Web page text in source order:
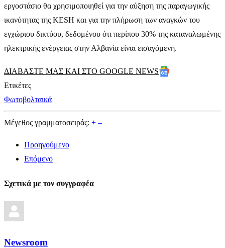
εργοστάσιο θα χρησιμοποιηθεί για την αύξηση της παραγωγικής
ικανότητας της KESH και για την πλήρωση των αναγκών του
εγχώριου δικτύου, δεδομένου ότι περίπου 30% της καταναλωμένης
ηλεκτρικής ενέργειας στην Αλβανία είναι εισαγόμενη.
ΔΙΑΒΑΣΤΕ ΜΑΣ ΚΑΙ ΣΤΟ GOOGLE NEWS
Ετικέτες
Φωτοβολταικά
Μέγεθος γραμματοσειράς: + –
Προηγούμενο
Επόμενο
Σχετικά με τον συγγραφέα
Newsroom